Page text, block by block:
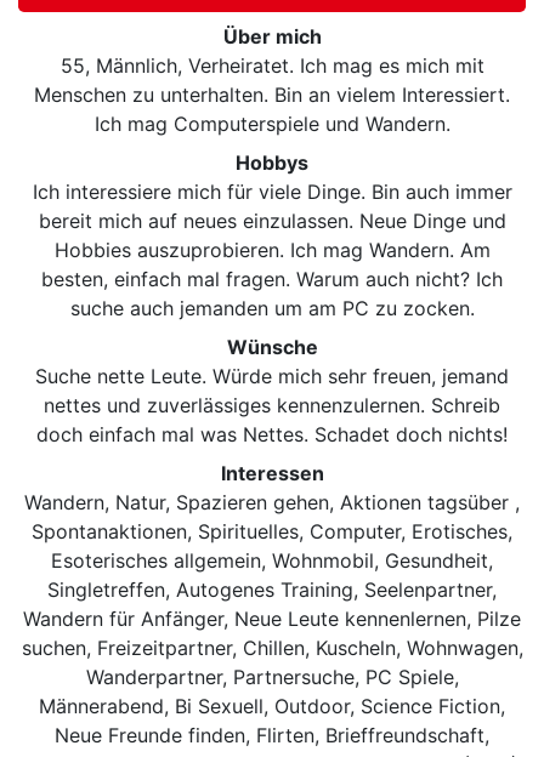
Über mich
55, Männlich, Verheiratet. Ich mag es mich mit
Menschen zu unterhalten. Bin an vielem Interessiert.
Ich mag Computerspiele und Wandern.
Hobbys
Ich interessiere mich für viele Dinge. Bin auch immer
bereit mich auf neues einzulassen. Neue Dinge und
Hobbies auszuprobieren. Ich mag Wandern. Am
besten, einfach mal fragen. Warum auch nicht? Ich
suche auch jemanden um am PC zu zocken.
Wünsche
Suche nette Leute. Würde mich sehr freuen, jemand
nettes und zuverlässiges kennenzulernen. Schreib
doch einfach mal was Nettes. Schadet doch nichts!
Interessen
Wandern, Natur, Spazieren gehen, Aktionen tagsüber ,
Spontanaktionen, Spirituelles, Computer, Erotisches,
Esoterisches allgemein, Wohnmobil, Gesundheit,
Singletreffen, Autogenes Training, Seelenpartner,
Wandern für Anfänger, Neue Leute kennenlernen, Pilze
suchen, Freizeitpartner, Chillen, Kuscheln, Wohnwagen,
Wanderpartner, Partnersuche, PC Spiele,
Männerabend, Bi Sexuell, Outdoor, Science Fiction,
Neue Freunde finden, Flirten, Brieffreundschaft,